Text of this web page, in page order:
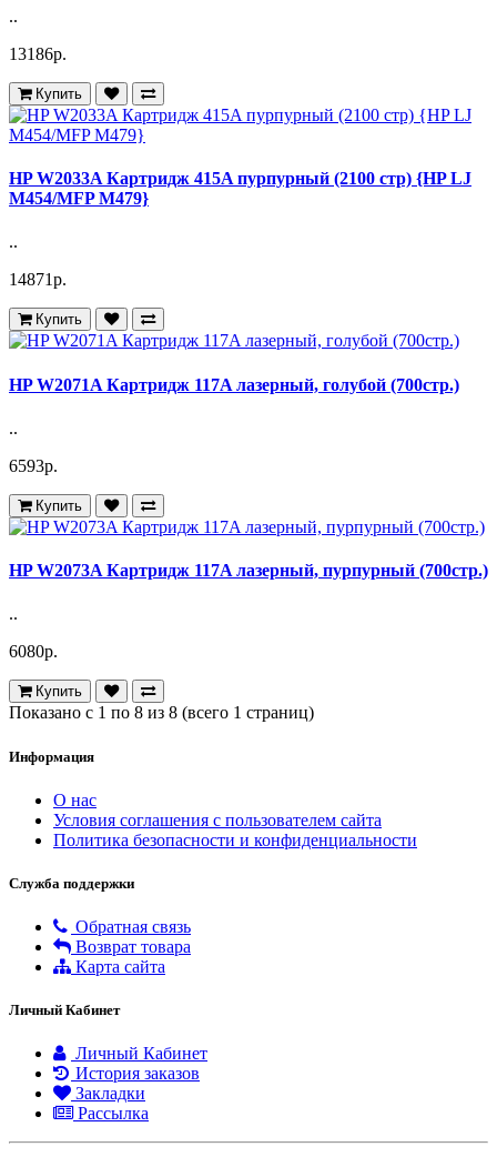
..
13186р.
Купить
HP W2033A Картридж 415A пурпурный (2100 стр) {HP LJ
M454/MFP M479}
..
14871р.
Купить
HP W2071A Картридж 117A лазерный, голубой (700стр.)
..
6593р.
Купить
HP W2073A Картридж 117A лазерный, пурпурный (700стр.)
..
6080р.
Купить
Показано с 1 по 8 из 8 (всего 1 страниц)
Информация
О нас
Условия соглашения с пользователем сайта
Политика безопасности и конфиденциальности
Служба поддержки
Обратная связь
Возврат товара
Карта сайта
Личный Кабинет
Личный Кабинет
История заказов
Закладки
Рассылка